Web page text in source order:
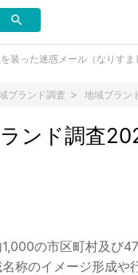
を装った迷惑メール（なりす
ブランド調査 地域ブラ
ンド調査
の市区町村及び
称のイメージ形成